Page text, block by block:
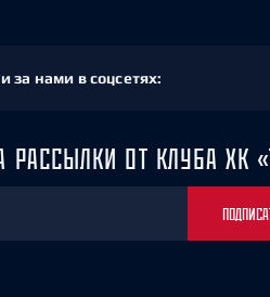
за нами в соцсетях:
РАССЫЛКИ ОТ КЛУБА ХК